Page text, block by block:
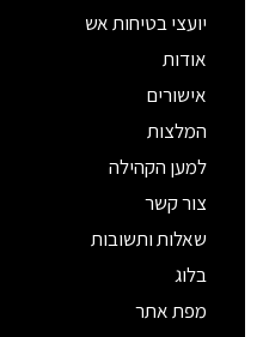
יועצי בטיחות אש
אודות
אישורים
המלצות
למען הקהילה
צור קשר
שאלות ותשובות
בלוג
מפת אתר